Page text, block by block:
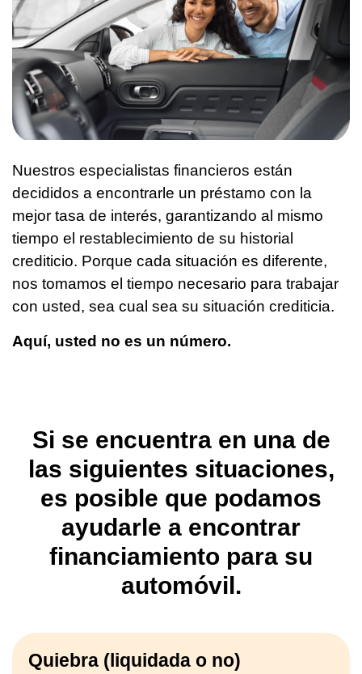
Nuestros especialistas financieros están
decididos a encontrarle un préstamo con la
mejor tasa de interés, garantizando al mismo
tiempo el restablecimiento de su historial
crediticio. Porque cada situación es diferente,
nos tomamos el tiempo necesario para trabajar
con usted, sea cual sea su situación crediticia.
Aquí, usted no es un número.
Si se encuentra en una de
las siguientes situaciones,
es posible que podamos
ayudarle a encontrar
financiamiento para su
automóvil.
Quiebra (liquidada o no)